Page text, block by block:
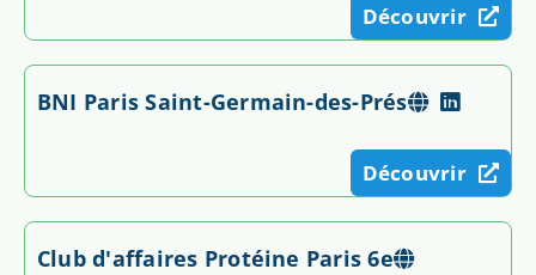
Découvrir
BNI Paris Saint-Germain-des-Prés
Découvrir
Club d'affaires Protéine Paris 6e